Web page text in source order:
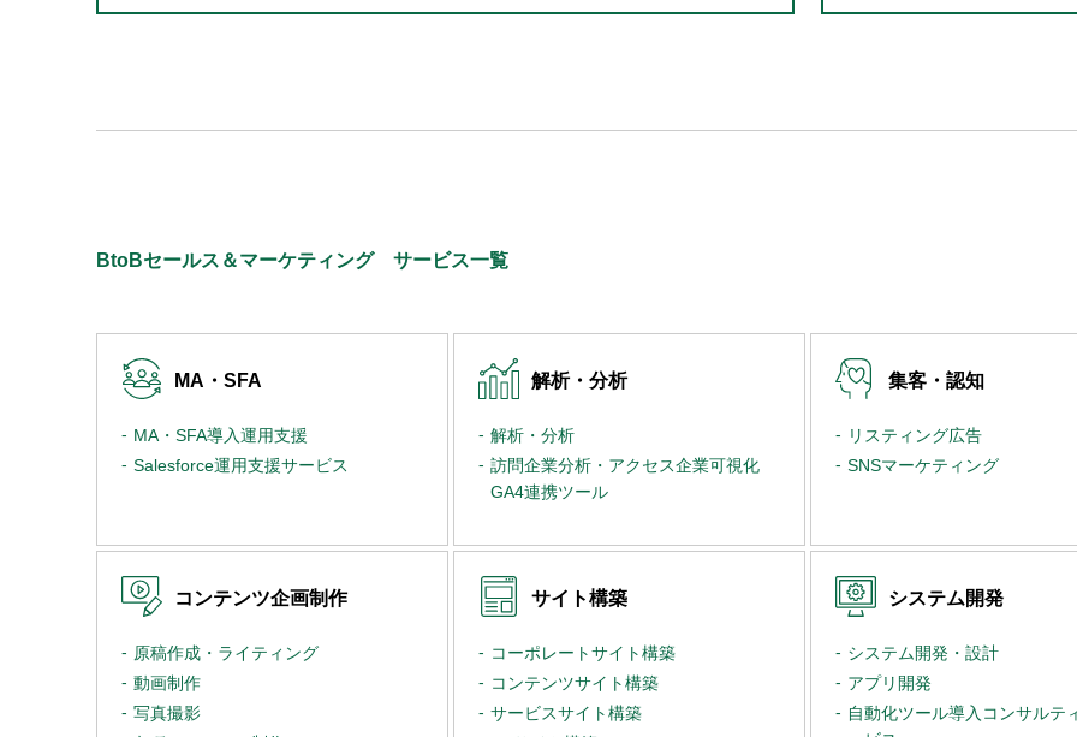
BtoBセールス＆マーケティング サービス一覧
MA・SFA
MA・SFA導入運用支援
Salesforce運用支援サービス
解析・分析
解析・分析
訪問企業分析・アクセス企業可視化
GA4連携ツール
集客・認知
リスティング広告
SNSマーケティング
コンテンツ企画制作
原稿作成・ライティング
動画制作
写真撮影
サイト構築
コーポレートサイト構築
コンテンツサイト構築
サービスサイト構築
システム開発
システム開発・設計
アプリ開発
自動化ツール導入コンサルテ